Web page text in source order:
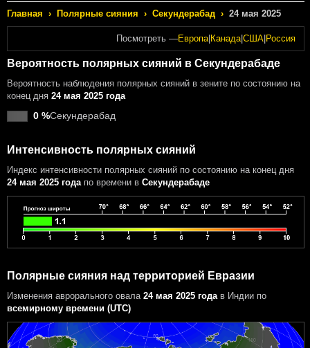
Главная › Полярные сияния › Секундерабад › 24 мая 2025
Посмотреть —Европа| Канада|США Россия
Вероятность полярных сияний в Секундерабаде
Вероятность наблюдения полярных сияний в зените по состоянию на
конец дня 24 мая 2025 года
0 %Секундерабад
Интенсивность полярных сияний
Индекс интенсивности полярных сияний по состоянию на конец дня
24 мая 2025 годапо времени в Секундерабаде
Полярные сияния над территорией Евразии
Изменения аврорального овала 24 мая 2025 годав Индии по
всемирному времени (UTC)